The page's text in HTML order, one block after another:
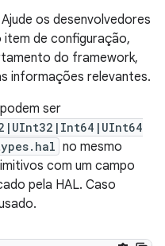
Ajude os desenvolvedores
item de configuração,
do framework,
informações relevantes.
ser
no mesmo
com um campo
pela HAL. Caso